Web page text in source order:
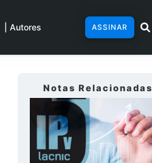
| Autores
ASSINAR
Notas Relacionadas